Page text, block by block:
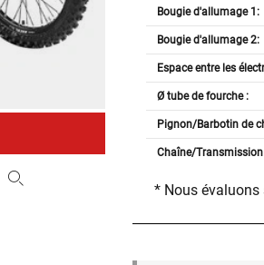
Bougie d'allumage 1:
Bougie d'allumage 2:
Espace entre les
Ø tube de fourche :
Pignon/Barbotin de
Chaîne/
* Nous